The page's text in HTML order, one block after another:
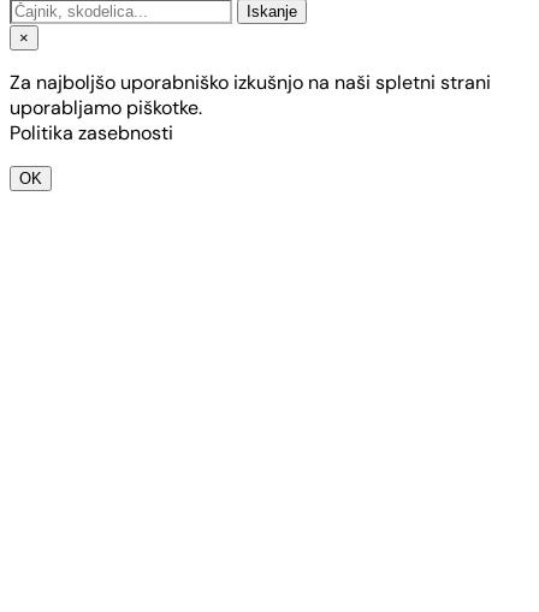
Iskanje
×
Za najboljšo uporabniško izkušnjo na naši spletni strani
uporabljamo piškotke.
Politika zasebnosti
OK